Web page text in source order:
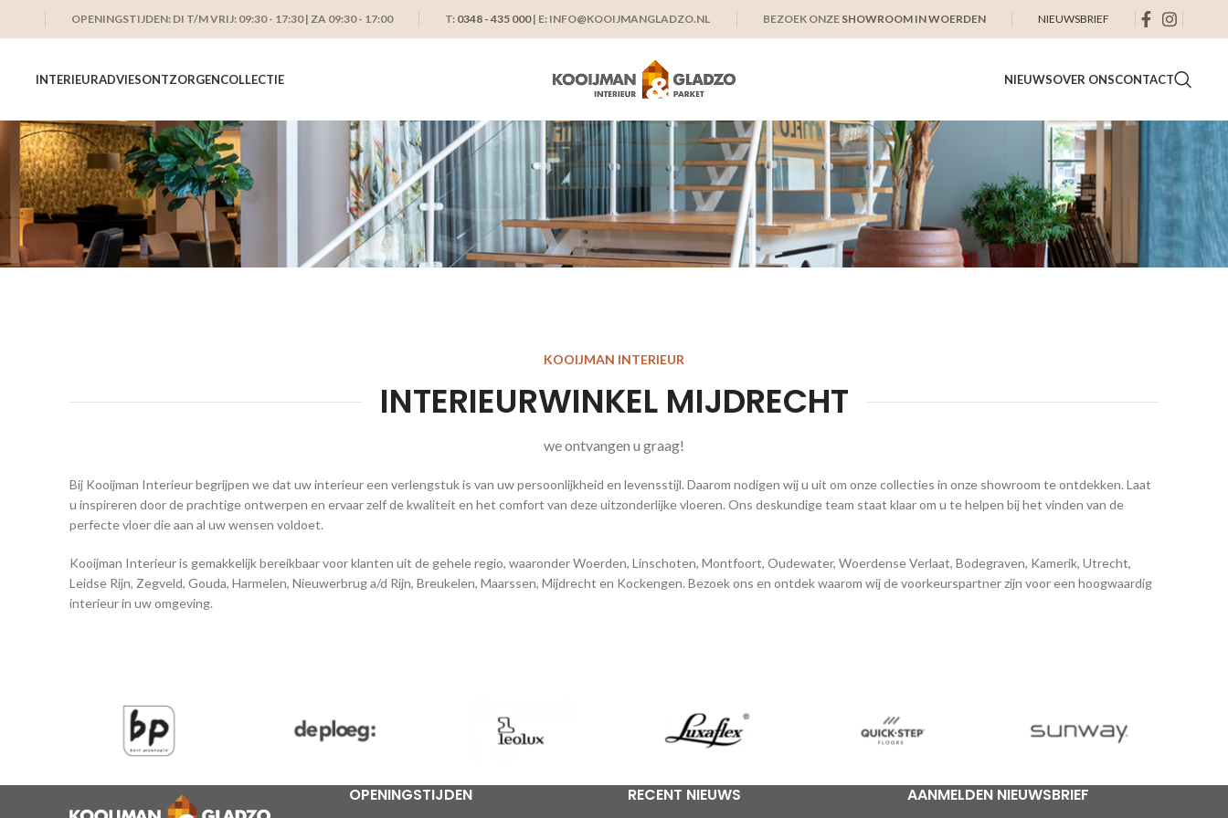
OPENINGSTIJDEN: DI T/M VRIJ: 09:30 - 17:30 | ZA 09:30 - 17:00 T: 0348 - 435 000| E: INFO@KOOIJMANGLADZO.NL BEZOEK ONZE SHOWROOM IN WOERDEN NIEUWSBRIEF
INTERIEURADVIESONTZORGENCOLLECTIE NIEUWSOVER ONSCONTACT
KOOIJMAN INTERIEUR
INTERIEURWINKEL MIJDRECHT
we ontvangen u graag!
Bij Kooijman Interieur begrijpen we dat uw interieur een verlengstuk is van uw persoonlijkheid en levensstijl. Daarom nodigen wij u uit om onze collecties in onze showroom te ontdekken. Laat
u inspireren door de prachtige ontwerpen en ervaar zelf de kwaliteit en het comfort van deze uitzonderlijke vloeren. Ons deskundige team staat klaar om u te helpen bij het vinden van de
perfecte vloer die aan al uw wensen voldoet.
Kooijman Interieur is gemakkelijk bereikbaar voor klanten uit de gehele regio, waaronder Woerden, Linschoten, Montfoort, Oudewater, Woerdense Verlaat, Bodegraven, Kamerik, Utrecht,
Leidse Rijn, Zegveld, Gouda, Harmelen, Nieuwerbrug a/d Rijn, Breukelen, Maarssen, Mijdrecht en Kockengen. Bezoek ons en ontdek waarom wij de voorkeurspartner zijn voor een hoogwaardig
interieur in uw omgeving.
OPENINGSTIJDEN RECENT NIEUWS AANMELDEN NIEUWSBRIEF